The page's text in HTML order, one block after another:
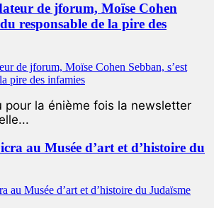
de jforum, Moïse Cohen
responsable de la pire des
pour la énième fois la newsletter
au Musée d’art et d’histoire du